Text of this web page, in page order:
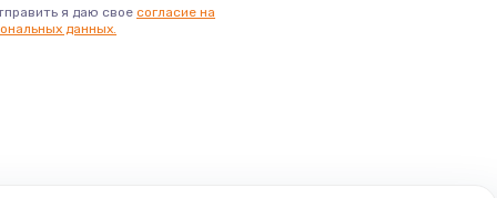
я даю свое согласие на
данных.